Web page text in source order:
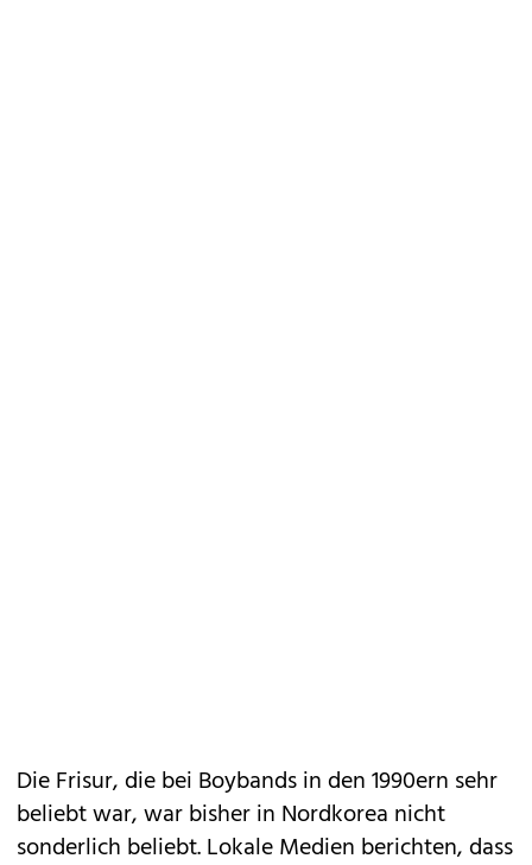
Die Frisur, die bei Boybands in den 1990ern sehr
beliebt war, war bisher in Nordkorea nicht
sonderlich beliebt. Lokale Medien berichten, dass